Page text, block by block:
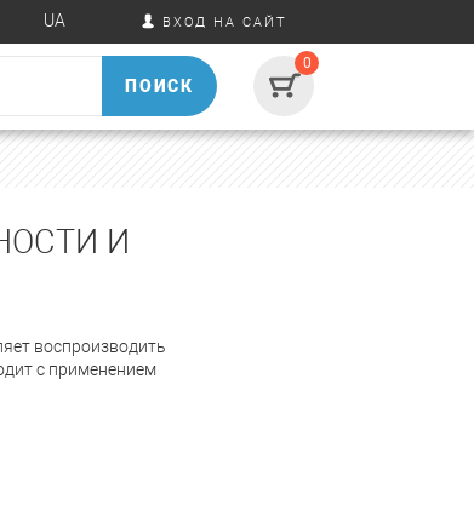
UA ВХОД НА САЙТ
ПОИСК
0
И
воспроизводить
с применением